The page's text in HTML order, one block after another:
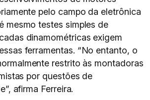
pelo campo da eletrônica
mesmo testes simples de
dinamométricas exigem
ferramentas. “No entanto, o
restrito às montadoras
por questões de
afirma Ferreira.